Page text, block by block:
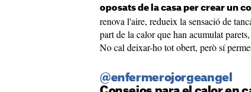
oposats de la casa per crear un
renova l'aire, redueix la sensació de
part de la calor que han acumulat
No cal deixar-ho tot obert, però sí
@enfermerojorgeangel